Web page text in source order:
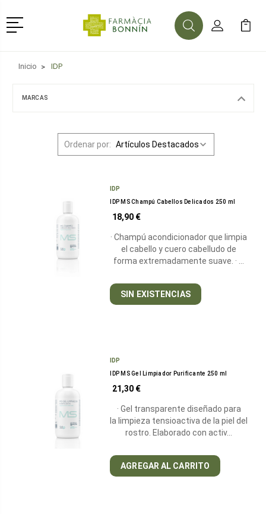
Menú
BuscarMi Cuenta
Mi
Inicio IDP
MARCAS
Ordenar por:
IDP
IDP MS Champú Cabellos Delicados 250 ml
18,90 €
· Champú acondicionador que limpia
el cabello y cuero cabelludo de
forma extremadamente suave. · …
SIN EXISTENCIAS
IDP
IDP MS Gel Limpiador Purificante 250 ml
21,30 €
· Gel transparente diseñado para
la limpieza tensioactiva de la piel del
rostro. Elaborado con activ…
AGREGAR AL CARRITO